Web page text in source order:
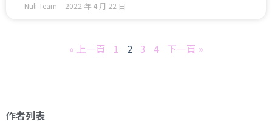
Nuli Team 2022 年 4 月 22 日
« 上一頁 1 2 3 4 下一頁 »
作者列表